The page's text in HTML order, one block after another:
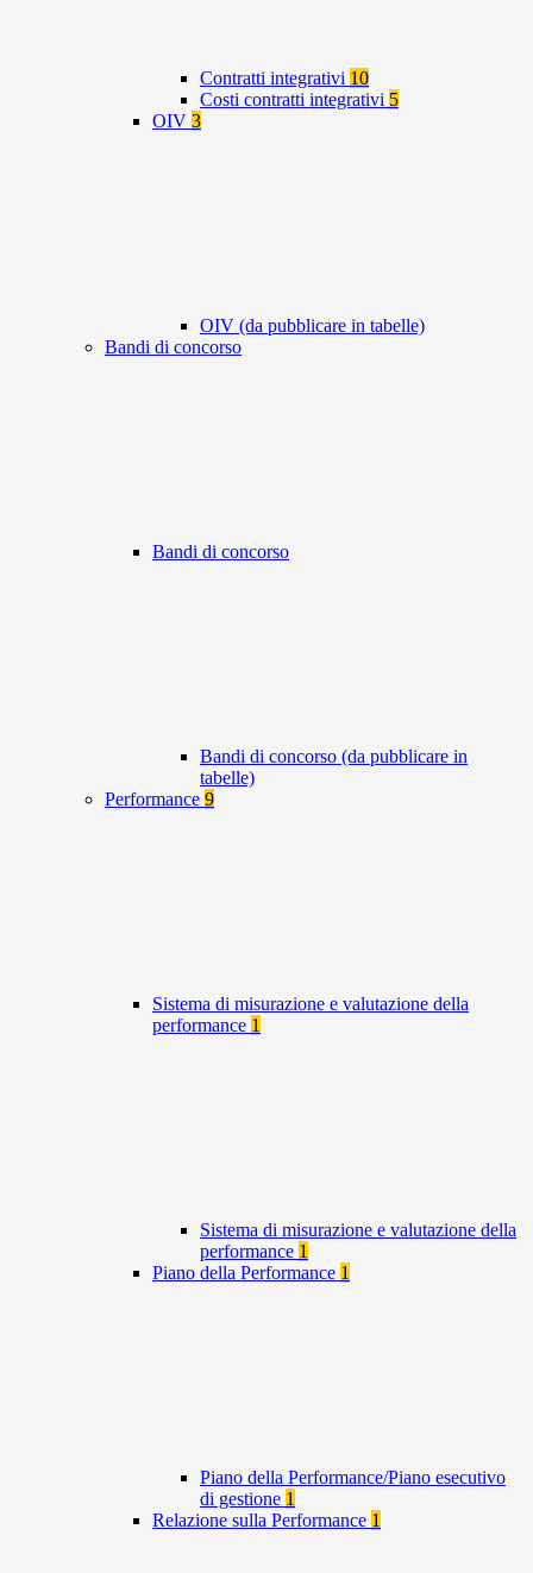
Contratti integrativi 10
Costi contratti integrativi 5
OIV 3
OIV (da pubblicare in tabelle)
Bandi di concorso
Bandi di concorso
Bandi di concorso (da pubblicare in
tabelle)
Performance 9
Sistema di misurazione e valutazione della
performance 1
Sistema di misurazione e valutazione della
performance 1
Piano della Performance 1
Piano della Performance/Piano esecutivo
di gestione 1
Relazione sulla Performance 1